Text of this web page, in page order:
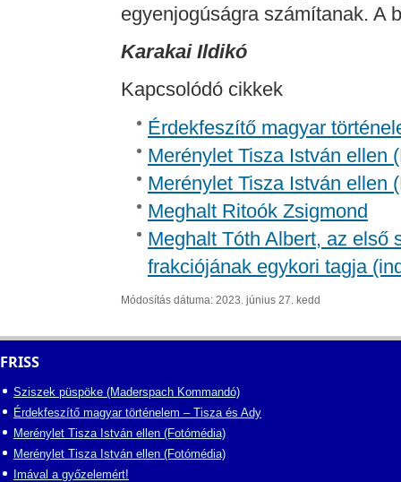
egyenjogúságra számítanak. A
Karakai Ildikó
Kapcsolódó cikkek
Érdekfeszítő magyar
Merénylet Tisza István ellen
Merénylet Tisza István ellen
Meghalt Ritoók Zsigmond
Meghalt Tóth Albert, az első
frakciójának egykori tagja
Módosítás dátuma: 2023. június 27. kedd
FRISS
Sziszek püspöke (Maderspach Kommandó)
Érdekfeszítő magyar történelem – Tisza és Ady
Merénylet Tisza István ellen (Fotómédia)
Merénylet Tisza István ellen (Fotómédia)
Imával a győzelemért!